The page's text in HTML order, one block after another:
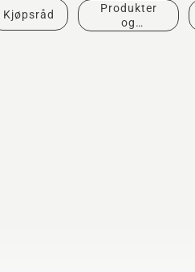
Kjøpsråd
Produkter
og